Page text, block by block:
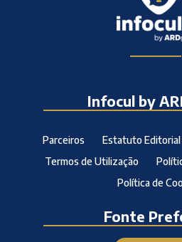
Infocul by
Parceiros Estatuto Editorial
Termos de Utilização
Política de
Fonte